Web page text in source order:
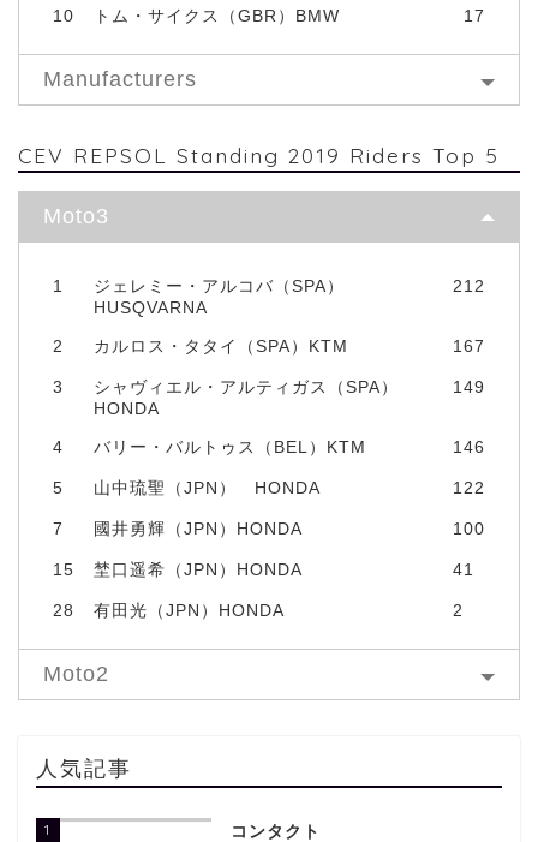
10 トム・サイクス（GBR）BMW 17
Manufacturers
CEV REPSOL Standing 2019 Riders Top 5
Moto3
1
ジェレミー・アルコバ（SPA）
HUSQVARNA
212
2 カルロス・タタイ（SPA）KTM 167
3
シャヴィエル・アルティガス（SPA）
HONDA
149
4 バリー・バルトゥス（BEL）KTM 146
5 山中琉聖（JPN） HONDA 122
7 國井勇輝（JPN）HONDA 100
15 埜口遥希（JPN）HONDA 41
28 有田光（JPN）HONDA 2
Moto2
人気記事
1 コンタクト